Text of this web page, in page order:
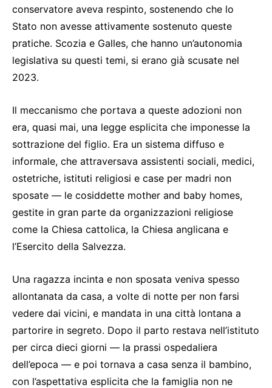
conservatore aveva respinto, sostenendo che lo
Stato non avesse attivamente sostenuto queste
pratiche. Scozia e Galles, che hanno un’autonomia
legislativa su questi temi, si erano già scusate nel
2023.
Il meccanismo che portava a queste adozioni non
era, quasi mai, una legge esplicita che imponesse la
sottrazione del figlio. Era un sistema diffuso e
informale, che attraversava assistenti sociali, medici,
ostetriche, istituti religiosi e case per madri non
sposate — le cosiddette mother and baby homes,
gestite in gran parte da organizzazioni religiose
come la Chiesa cattolica, la Chiesa anglicana e
l’Esercito della Salvezza.
Una ragazza incinta e non sposata veniva spesso
allontanata da casa, a volte di notte per non farsi
vedere dai vicini, e mandata in una città lontana a
partorire in segreto. Dopo il parto restava nell’istituto
per circa dieci giorni — la prassi ospedaliera
dell’epoca — e poi tornava a casa senza il bambino,
con l’aspettativa esplicita che la famiglia non ne